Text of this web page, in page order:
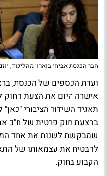
חבר הכנסת אביחי בוארון מהליכוד,
ועדת הכספים של הכנסת,
אישרה היום את הצעת החוק
תאגיד השידור הציבורי
בהצעת חוק פרטית של ח"כ
שמבקשת לשנות את אחד
להבטיח את עצמאותו של
הקבוע בחוק.